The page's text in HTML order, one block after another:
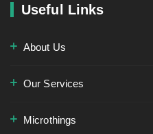
Useful Links
About Us
Our Services
Microthings